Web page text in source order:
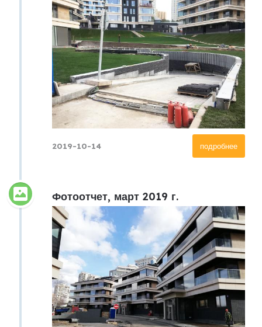
подробнее
2019-10-14
Фотоотчет, март 2019 г.